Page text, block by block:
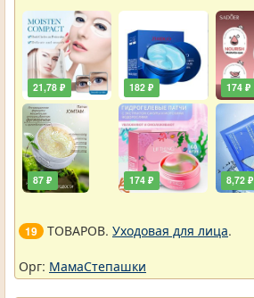
21,78 ₽
87 ₽
182 ₽
174 ₽
174 ₽
8,72 ₽
19 ТОВАРОВ. Уходовая для лица.
Орг: МамаСтепашки